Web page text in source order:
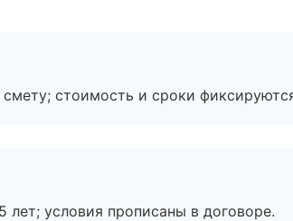
стоимость и сроки
условия прописаны в договоре.